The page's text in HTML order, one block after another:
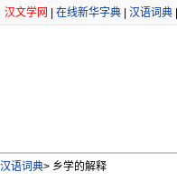
汉文学网 在线新华字典 汉语词典
汉语词典> 乡学的解释